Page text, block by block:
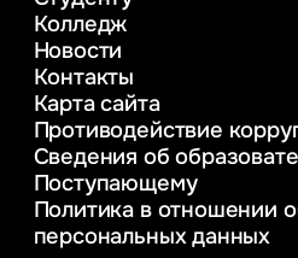
в образовании
Веб-дизайн
Управление
предприятия
Уголовное право
Информационные
Информационное и
обеспечение бизнес
Управление
Колледж
Новости
Контакты
Карта сайта
Противодействие
Сведения об
Поступающему
Политика в отношении
персональных данных